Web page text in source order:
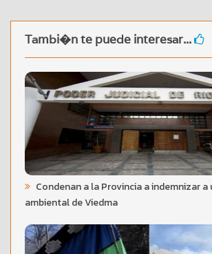
Tambi�n te puede interesar...
Condenan a la Provincia a indemnizar a
ambiental de Viedma